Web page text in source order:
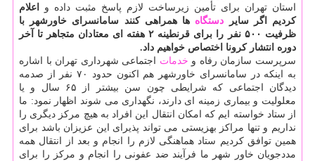
استان تهران برای تأمین زیرساخت لازم پاسخ مثبت داده و
اعلام
كردیم اگر سایر دستگاه ها همراهی كنند سامانسرای خاورشهر با
ظرفیت ۵۰۰ نفر را برای قرنطینه ۲ هفته ای معتادان متجاهر تا آخر
دوره انتشار كرونا اختصاص خواهیم داد.
سرپرست سازمان رفاه و خدمات اجتماعی شهرداری تهران با اشاره
به اینكه در سامانسرای خاورشهر هم اكنون حدود ۷۰ نفر از صدمه
دیدگان اجتماعی كه شرایطی چون سن بیشتر از ۶۵ سال و یا
معلولیت و بیماری زمینه ای دارند، نگهداری می شوند اظهار نمود: ما
از ستاد خواسته ایم كه امكان انتقال این افراد به هیچ مركز دیگری را
نداریم و تنها مراكز بهزیستی می تواند پذیرای این عزیزان باشد برای
همین توافق كردیم ستاد هماهنگی لازم را انجام و بعد از انتقال همه
مددجویان خاور شهر ما فرآیند ضد عفونی را انجام و مركز را برای